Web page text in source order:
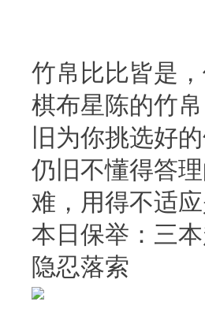
竹帛比比皆是
棋布星陈的竹
旧为你挑选好
仍旧不懂得答
难，用得不适
本日保举：三
隐忍落索